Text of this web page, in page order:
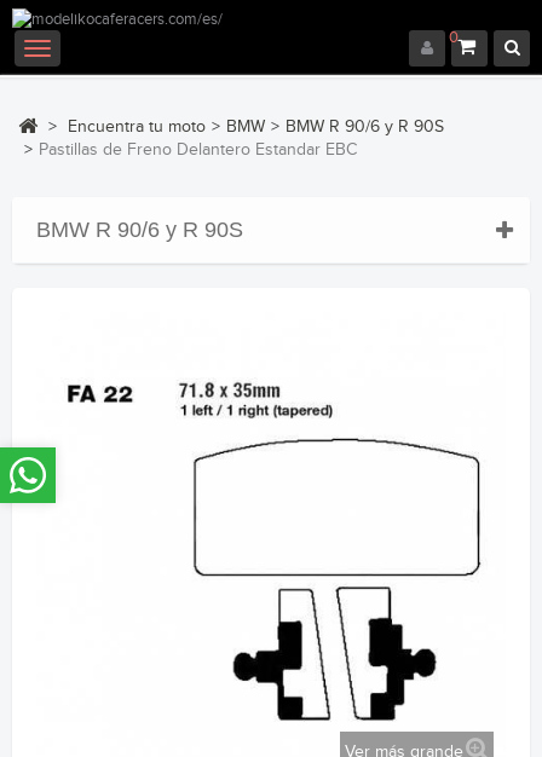
0
Navegación
Toggle
> Encuentra tu moto > BMW > BMW R 90/6 y R 90S
> Pastillas de Freno Delantero Estandar EBC
BMW R 90/6 y R 90S
Ver más grande